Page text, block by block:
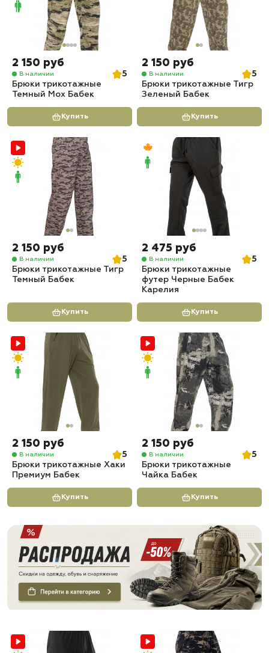
2 150 руб
В наличии
5
Брюки трикотажные
Темный Мох Бабек
Купить
2 150 руб
В наличии
5
Брюки трикотажные Тигр
Зеленый Бабек
Купить
2 150 руб
В наличии
5
Брюки трикотажные Тигр
Темный Бабек
Купить
2 475 руб
В наличии
5
Брюки трикотажные
футер Черные Бабек
Карелия
Купить
2 150 руб
В наличии
5
Брюки трикотажные Хаки
Премиум Бабек
Купить
2 150 руб
В наличии
5
Брюки трикотажные
Чайка Бабек
Купить